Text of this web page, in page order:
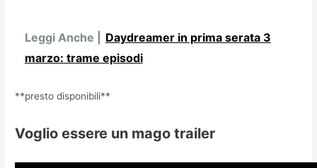
Leggi Anche |
Daydreamer in prima serata 3
marzo: trame episodi
**presto disponibili**
Voglio essere un mago trailer